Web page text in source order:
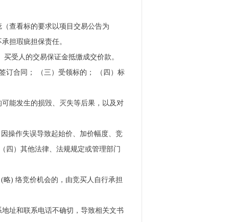
查看标的要求以项目交易公告为
担瑕疵担保责任。
受人的交易保证金抵缴成交价款。
订合同； （三）受领标的； （四）标
能发生的损毁、灭失等后果，以及对
操作失误导致起始价、加价幅度、竞
四）其他法律、法规规定或管理部门
) 络竞价机会的，由竞买人自行承担
址和联系电话不确切，导致相关文书